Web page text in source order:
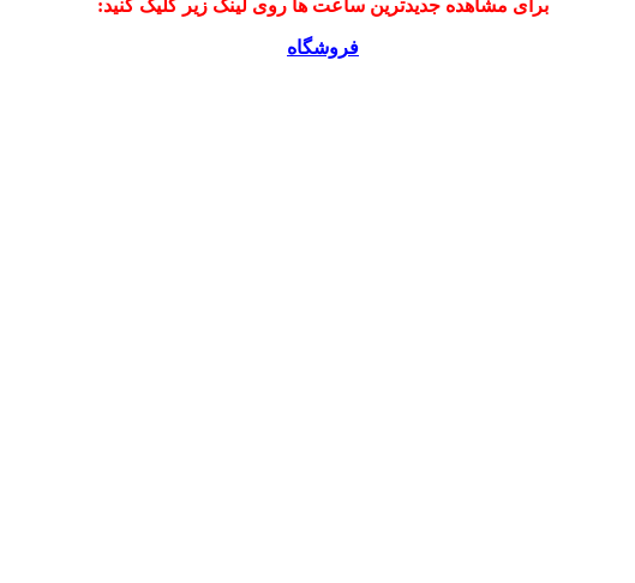
برای مشاهده جدیدترین ساعت ها روی لینک زیر کلیک کنید:
فروشگاه